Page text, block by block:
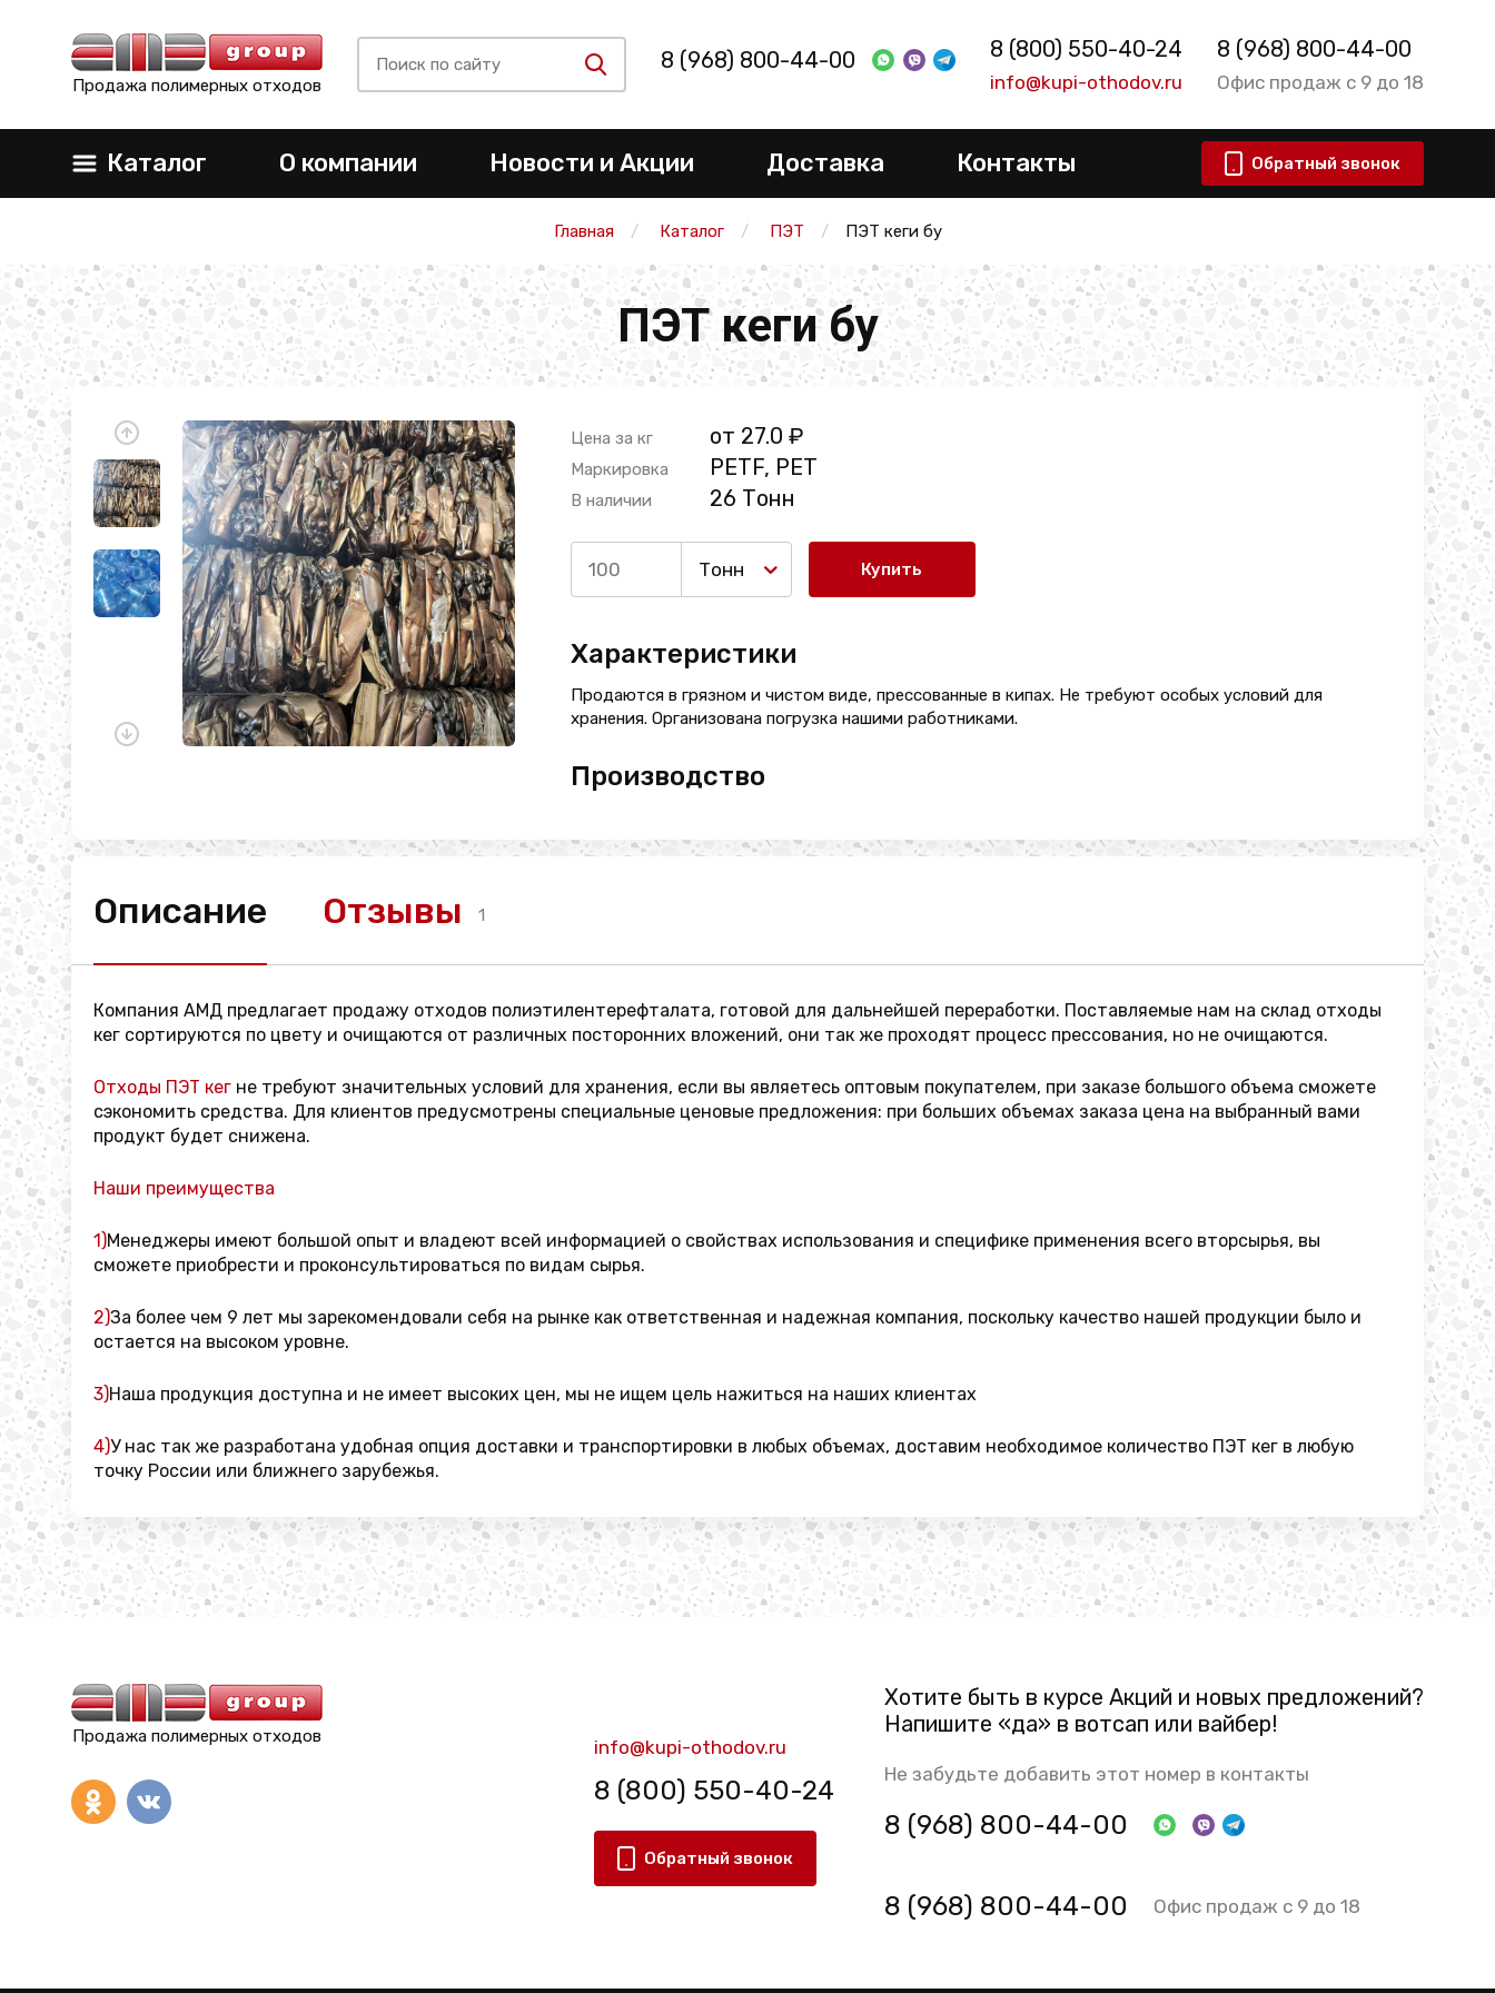
Продажа полимерных отходов
8 (968) 800-44-00 8 (800) 550-40-24
info@kupi-othodov.ru
8 (968) 800-44-00
Офис продаж с 9 до 18
Каталог О компании Новости и Акции Доставка Контакты Обратный звонок
Главная Каталог ПЭТ ПЭТ кеги бу
ПЭТ кеги бу
Цена за кг от 27.0 ₽
Маркировка PETF, PET
В наличии 26 Тонн
Тонн Купить
Характеристики
Продаются в грязном и чистом виде, прессованные в кипах. Не требуют особых условий для
хранения. Организована погрузка нашими работниками.
Производство
Описание Отзывы 1
Компания АМД предлагает продажу отходов полиэтилентерефталата, готовой для дальнейшей переработки. Поставляемые нам на склад отходы
кег сортируются по цвету и очищаются от различных посторонних вложений, они так же проходят процесс прессования, но не очищаются.
Отходы ПЭТ кег не требуют значительных условий для хранения, если вы являетесь оптовым покупателем, при заказе большого объема сможете
сэкономить средства. Для клиентов предусмотрены специальные ценовые предложения: при больших объемах заказа цена на выбранный вами
продукт будет снижена.
Наши преимущества
1)Менеджеры имеют большой опыт и владеют всей информацией о свойствах использования и специфике применения всего вторсырья, вы
сможете приобрести и проконсультироваться по видам сырья.
2)За более чем 9 лет мы зарекомендовали себя на рынке как ответственная и надежная компания, поскольку качество нашей продукции было и
остается на высоком уровне.
3)Наша продукция доступна и не имеет высоких цен, мы не ищем цель нажиться на наших клиентах
4)У нас так же разработана удобная опция доставки и транспортировки в любых объемах, доставим необходимое количество ПЭТ кег в любую
точку России или ближнего зарубежья.
Продажа полимерных отходов info@kupi-othodov.ru
8 (800) 550-40-24
Обратный звонок
Хотите быть в курсе Акций и новых предложений?
Напишите «да» в вотсап или вайбер!
Не забудьте добавить этот номер в контакты
8 (968) 800-44-00
8 (968) 800-44-00 Офис продаж с 9 до 18